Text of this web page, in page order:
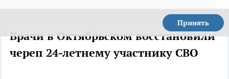
Принять
Врачи в Октябрьском восстановили
череп 24-летнему участнику СВО